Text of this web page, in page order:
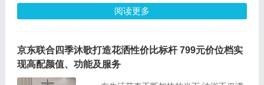
阅读更多
京东联合四季沐歌打造花洒性价比标杆 799元价位档实
现高配颜值、功能及服务